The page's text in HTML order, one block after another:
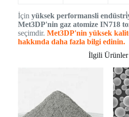
İçin yüksek performansli
Met3DP'nin gaz atomize IN718
seçimdir. Met3DP'nin yüksek
hakkında daha fazla bilgi edinin.
İlgili Ürünler